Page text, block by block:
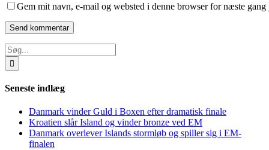
Gem mit navn, e-mail og websted i denne browser for næste gang
Søg
efter:
Seneste indlæg
Danmark vinder Guld i Boxen efter dramatisk finale
Kroatien slår Island og vinder bronze ved EM
Danmark overlever Islands stormløb og spiller sig i EM-
finalen